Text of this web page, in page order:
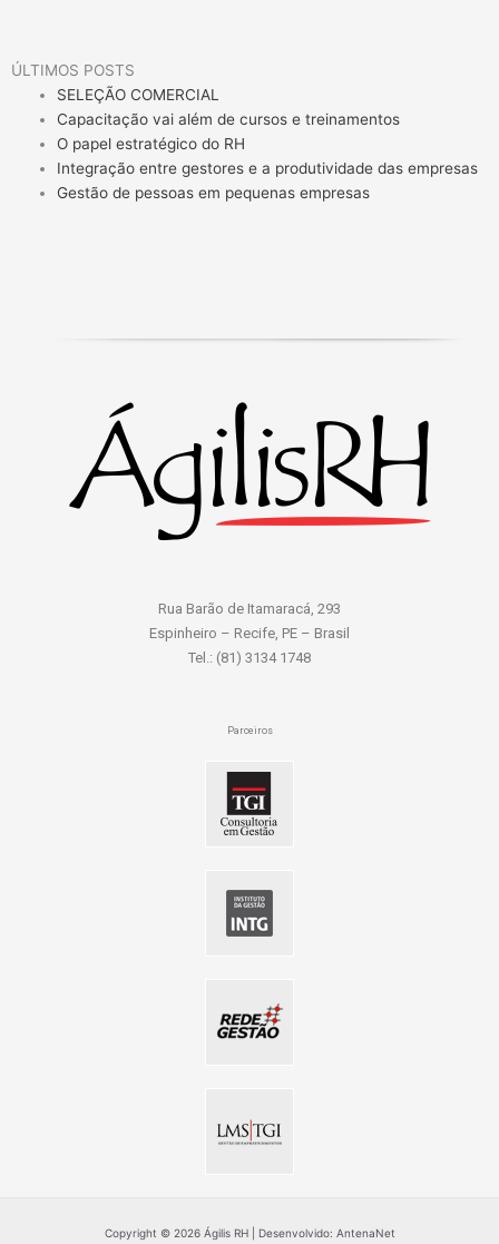
ÚLTIMOS POSTS
SELEÇÃO COMERCIAL
Capacitação vai além de cursos e treinamentos
O papel estratégico do RH
Integração entre gestores e a produtividade das empresas
Gestão de pessoas em pequenas empresas
Rua Barão de Itamaracá, 293
Espinheiro – Recife, PE – Brasil
Tel.: (81) 3134 1748
Parceiros
Copyright © 2026 Ágilis RH | Desenvolvido: AntenaNet